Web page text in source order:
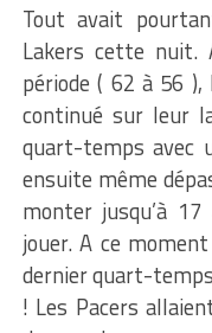
Tout avait
Lakers cette nuit.
période ( 62 à 56
continué sur leur
quart-temps avec
ensuite même
monter jusqu’à
jouer. A ce
dernier quart-
! Les Pacers